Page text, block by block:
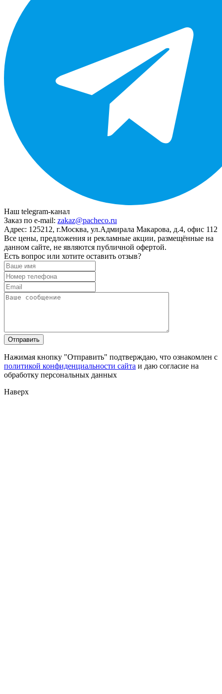
Наш telegram-канал
Заказ по e-mail: zakaz@pacheco.ru
Адрес: 125212, г.Москва, ул.Адмирала Макарова, д.4, офис 112
Все цены, предложения и рекламные акции, размещённые на
данном сайте, не являются публичной офертой.
Есть вопрос или хотите оставить отзыв?
Нажимая кнопку "Отправить" подтверждаю, что ознакомлен с
политикой конфиденциальности сайта и даю согласие на
обработку персональных данных
Наверх